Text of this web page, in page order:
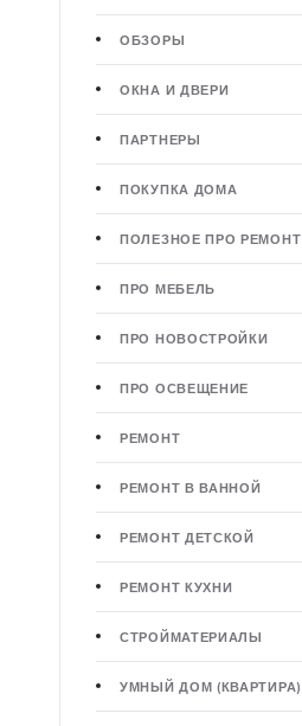
ОБЗОРЫ
ОКНА И ДВЕРИ
ПАРТНЕРЫ
ПОКУПКА ДОМА
ПОЛЕЗНОЕ ПРО РЕМОНТ
ПРО МЕБЕЛЬ
ПРО НОВОСТРОЙКИ
ПРО ОСВЕЩЕНИЕ
РЕМОНТ
РЕМОНТ В ВАННОЙ
РЕМОНТ ДЕТСКОЙ
РЕМОНТ КУХНИ
СТРОЙМАТЕРИАЛЫ
УМНЫЙ ДОМ (КВАРТИРА)